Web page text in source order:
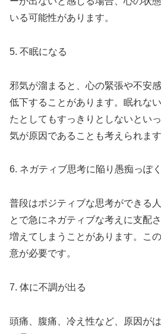
いる可能性があります。
5. 不眠になる
邪気が溜まると、心の緊張や不安
低下することがあります。眠れな
たとしてもすっきりとしないとい
気が原因であることも考えられます
6. ネガティブ思考に陥り愚痴っぽ
普段はポジティブな思考ができる
とで急にネガティブな考えに支配
増えてしまうことがあります。こ
意が必要です。
7. 体に不調が出る
頭痛、腹痛、冷え性など、原因が